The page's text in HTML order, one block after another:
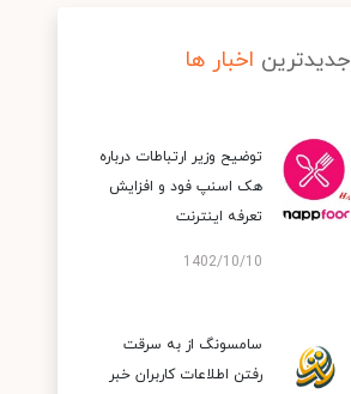
جدیدترین اخبار ها
توضیح وزیر ارتباطات درباره
هک اسنپ‌ فود و افزایش
تعرفه اینترنت
1402/10/10
سامسونگ از به سرقت
رفتن اطلاعات کاربران خبر